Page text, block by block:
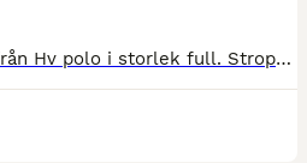
Jättefint grönt schabrak från Hv polo i storlek full. Stropparna till sadelgjorden är avklippta annars helt och fint. Säljer av alla saker som blivit kvar efter försäljning av hästen, kolla gärna mi